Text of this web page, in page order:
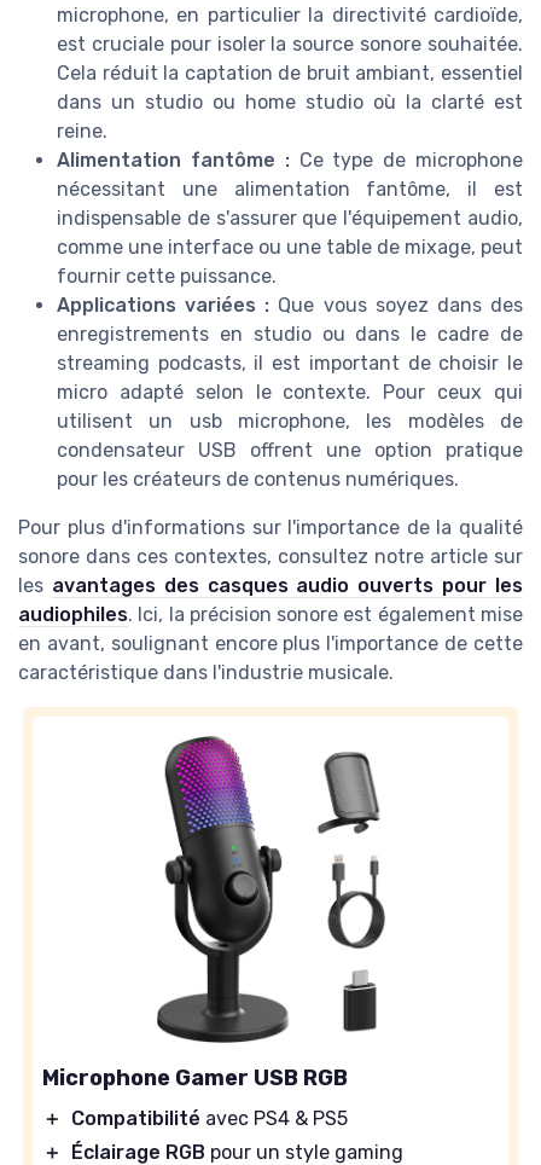
microphone, en particulier la directivité cardioïde,
est cruciale pour isoler la source sonore souhaitée.
Cela réduit la captation de bruit ambiant, essentiel
dans un studio ou home studio où la clarté est
reine.
Alimentation fantôme :Ce type de microphone
nécessitant une alimentation fantôme, il est
indispensable de s'assurer que l'équipement audio,
comme une interface ou une table de mixage, peut
fournir cette puissance.
Applications variées : Que vous soyez dans des
enregistrements en studio ou dans le cadre de
streaming podcasts, il est important de choisir le
micro adapté selon le contexte. Pour ceux qui
utilisent un usb microphone, les modèles de
condensateur USB offrent une option pratique
pour les créateurs de contenus numériques.
Pour plus d'informations sur l'importance de la qualité
sonore dans ces contextes, consultez notre article sur
les avantages des casques audio ouverts pour les
audiophiles. Ici, la précision sonore est également mise
en avant, soulignant encore plus l'importance de cette
caractéristique dans l'industrie musicale.
Microphone Gamer USB RGB
＋ Compatibilité avec PS4 & PS5
＋
Éclairage RGB pour un style gaming